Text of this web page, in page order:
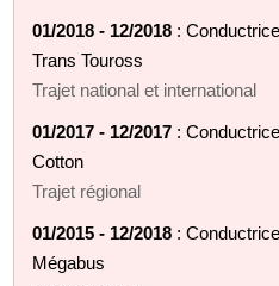
01/2018 - 12/2018 :
Trans Touross
Trajet national et international
01/2017 - 12/2017 :
Cotton
Trajet régional
01/2015 - 12/2018 :
Mégabus